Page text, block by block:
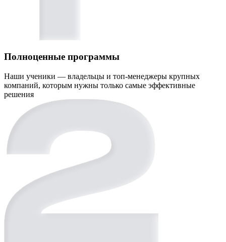
Полноценные программы
Наши ученики — владельцы и топ-менеджеры крупных
компаний, которым нужны только самые эффективные
решения